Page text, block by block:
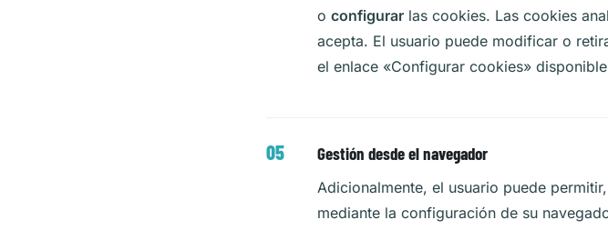
o configurar las cookies. Las cookies
acepta. El usuario puede modificar o
el enlace «Configurar cookies»
Gestión desde el navegador
Adicionalmente, el usuario puede
mediante la configuración de su